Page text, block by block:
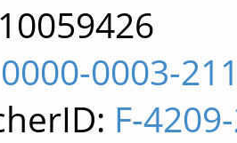
0000-0003-
F-